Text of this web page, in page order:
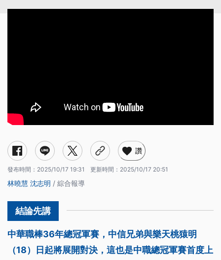
讚
發布時間： 2025/10/17 19:31 更新時間： 2025/10/17 20:51
林曉慧 沈志明 / 綜合報導
中華職棒36年總冠軍賽，中信兄弟與樂天桃猿明
（18）日起將展開對決，這也是中職總冠軍賽首度上